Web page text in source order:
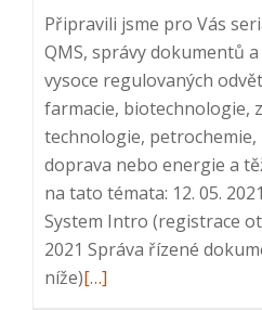
Připravili jsme pro Vás
QMS, správy dokumentů
vysoce regulovaných
farmacie, biotechnologie,
technologie,
doprava nebo energie a
na tato témata: 12. 05.
System Intro (registrace
2021 Správa řízené
níže)Read
[…]